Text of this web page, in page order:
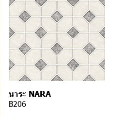
นาระ NARA
฿206